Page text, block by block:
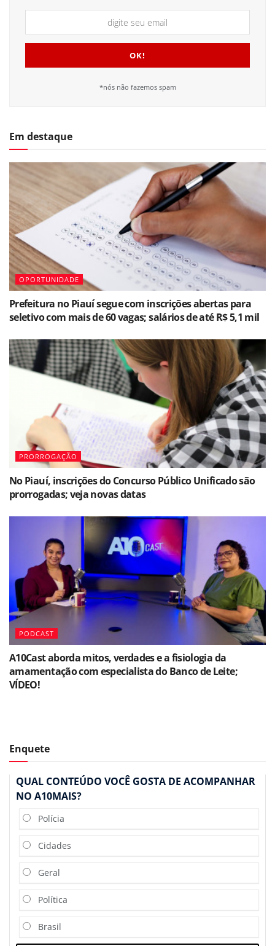
*nós não fazemos spam
Em destaque
OPORTUNIDADE
Prefeitura no Piauí segue com inscrições abertas para
seletivo com mais de 60 vagas; salários de até R$ 5,1 mil
PRORROGAÇÃO
No Piauí, inscrições do Concurso Público Unificado são
prorrogadas; veja novas datas
PODCAST
A10Cast aborda mitos, verdades e a fisiologia da
amamentação com especialista do Banco de Leite;
VÍDEO!
Enquete
QUAL CONTEÚDO VOCÊ GOSTA DE ACOMPANHAR
NO A10MAIS?
Polícia
Cidades
Geral
Política
Brasil